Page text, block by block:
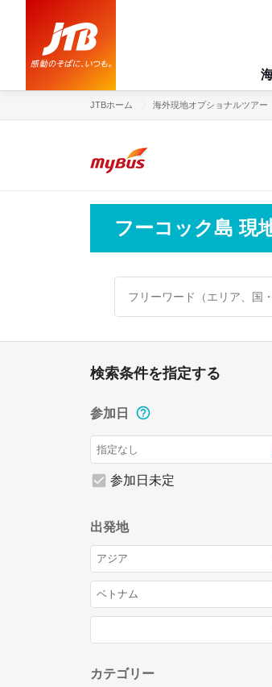
JTBホーム 海外現地オプショナルツアー
フーコック島 現
検索条件を指定する
参加日
参加日未定
出発地
カテゴリー